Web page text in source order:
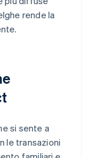
rende la
si sente a
le transazioni